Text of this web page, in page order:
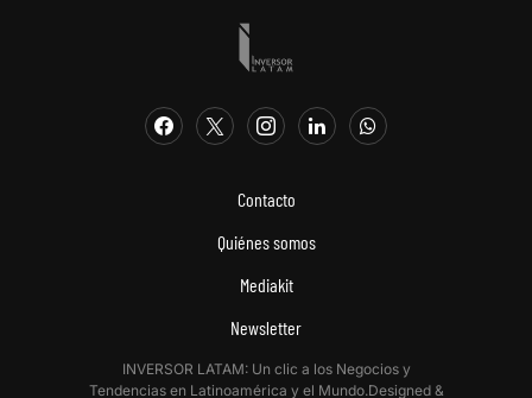
Contacto
Quiénes somos
Mediakit
Newsletter
INVERSOR LATAM: Un clic a los Negocios y
Tendencias en Latinoamérica y el Mundo.Designed &